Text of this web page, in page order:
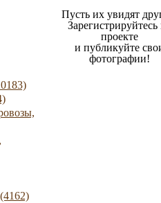
Пусть их увидят
Зарегистрируйтесь
проекте
и публикуйте
фотографии!